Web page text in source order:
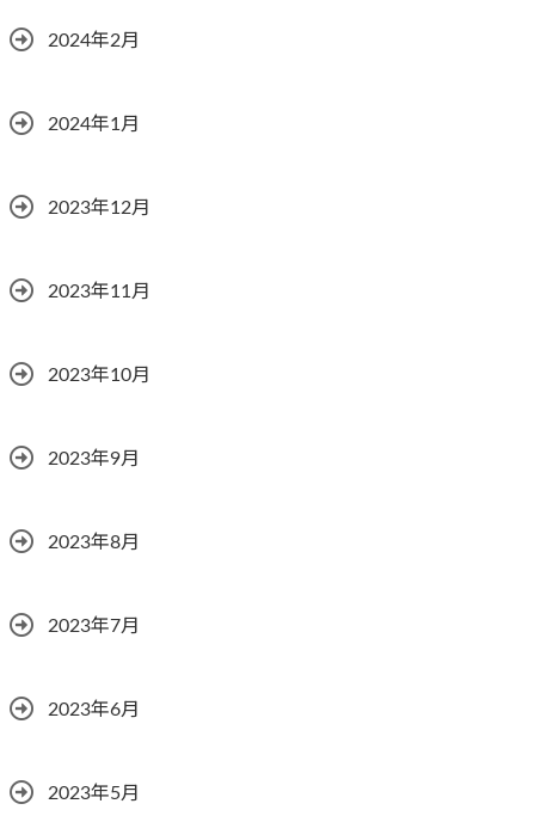
2024年2月
2024年1月
2023年12月
2023年11月
2023年10月
2023年9月
2023年8月
2023年7月
2023年6月
2023年5月